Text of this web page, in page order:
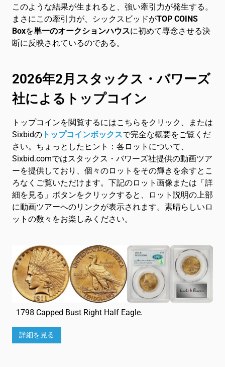
このような結果が生まれると、強い牽引力が発生する。
まさにこの牽引力が、シックスビッドがTOP COINS
Boxを単一のオークションハウスに初めて専念させる決
断に反映されているのである。
2026年2月スタックス・バワーズ
社によるトップコイン
トップコインを閲覧するにはこちらをクリック、または
Sixbidの トップコインボックスで完全な概要をご覧くだ
さい。ちょっとしたヒント：各ロットについて、
Sixbid.comではスタックス・バワーズ社提供の動画ツア
ーを提供しており、個々のロットをその輝きを余すとこ
ろなくご覧いただけます。下記のロット画像または「詳
細を見る」ボタンをクリックすると、ロット説明の上部
に動画ツアーへのリンクが表示されます。素晴らしいロ
ットの数々をお楽しみください。
1798 Capped Bust Right Half Eagle.
詳細を見る